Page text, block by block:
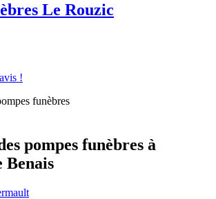
Le Rouzic
!
funèbres
pompes funèbres à
Benais